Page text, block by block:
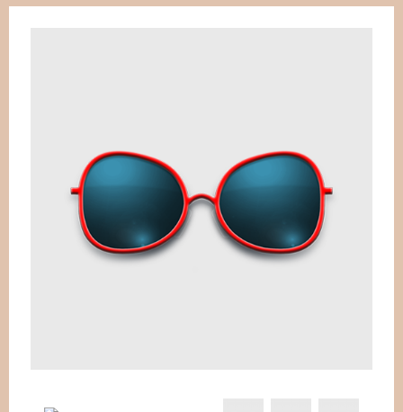
PIXLR-EXPRESS
PIXLR-EXPRESS STARTEN